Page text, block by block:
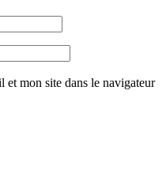
et mon site dans le navigateur